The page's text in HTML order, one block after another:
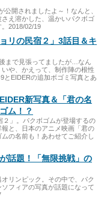
開されましたよ～！なんと、
え溶かした、温かいパクボゴ
2018/02/19
リの民宿２」3話目＆キ
まで見張ってましたが…なん
や、かえって、制作陣の根性
EIDERの追加ボゴミ写真とあ
新写真＆「君の名
ム！？
」。パクボゴムが登場するの
と、日本のアニメ映画「君の
の名前も！あわせてご紹介し
話題！「無限挑戦」の
リンピック。その中で、パク
フィアの写真が話題になって